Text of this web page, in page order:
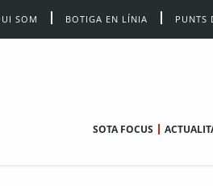
SOM BOTIGA EN LÍNIA PUNTS
SOTA FOCUS